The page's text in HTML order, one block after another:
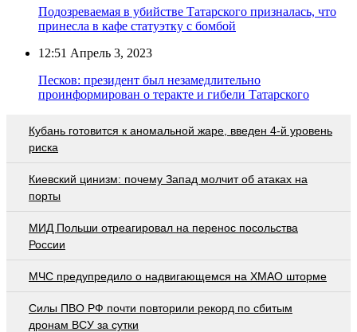
Подозреваемая в убийстве Татарского призналась, что
принесла в кафе статуэтку с бомбой
12:51 Апрель 3, 2023
Песков: президент был незамедлительно
проинформирован о теракте и гибели Татарского
Кубань готовится к аномальной жаре, введен 4-й уровень
риска
Киевский цинизм: почему Запад молчит об атаках на
порты
МИД Польши отреагировал на перенос посольства
России
МЧС предупредило о надвигающемся на ХМАО шторме
Cилы ПВО РФ почти повторили рекорд по сбитым
дронам ВСУ за сутки